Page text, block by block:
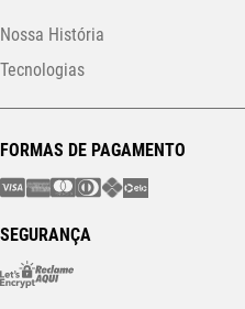
Nossa História
Tecnologias
FORMAS DE PAGAMENTO
SEGURANÇA